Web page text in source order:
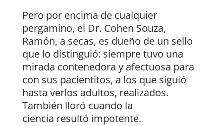
Pero por encima de cualquier
pergamino, el Dr. Cohen Souza,
Ramón, a secas, es dueño de un sello
que lo distinguió: siempre tuvo una
mirada contenedora y afectuosa para
con sus pacientitos, a los que siguió
hasta verlos adultos, realizados.
También lloró cuando la
ciencia resultó impotente.